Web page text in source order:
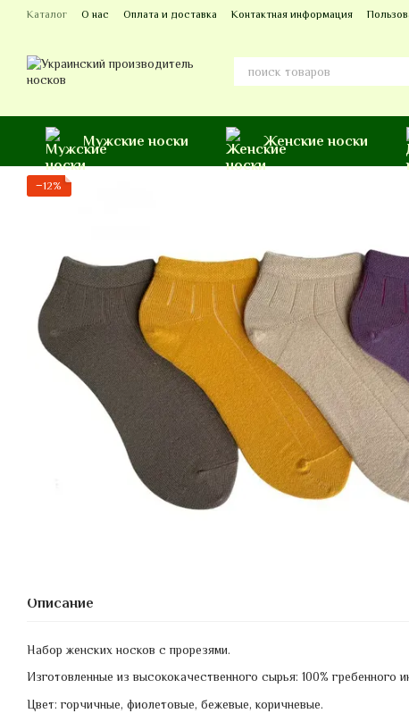
Перейти к основному контенту
Каталог О нас Оплата и доставка Контактная информация
Мужские носки Женские носки
−12%
Описание
Набор женских носков с прорезями.
Изготовленные из высококачественного сырья: 100% гребенного
Цвет: горчичные, фиолетовые, бежевые, коричневые.